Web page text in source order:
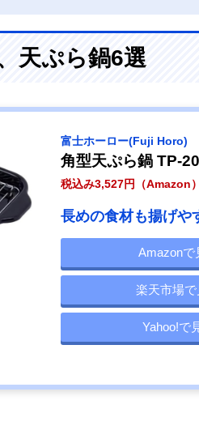
天ぷら鍋6選
‎富士ホーロー(Fuji Horo)
角型天ぷら鍋 TP-
税込み3,527円（Amazon）
長めの食材も揚げや
Amazonで
楽天市場で
Yahoo!で